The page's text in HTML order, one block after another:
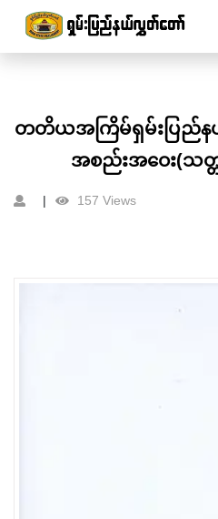
တတိယအကြိမ်ရှမ်းပြည်
အစည်းအဝေး(သတ္
157 Views